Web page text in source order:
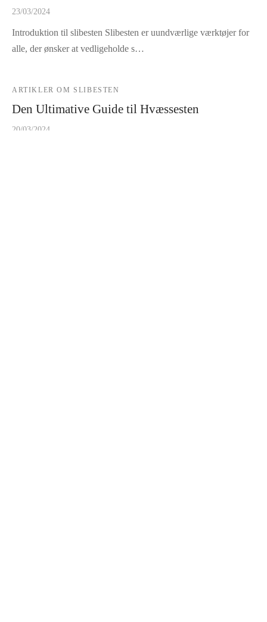
23/03/2024
Introduktion til slibesten Slibesten er uundværlige værktøjer for
alle, der ønsker at vedligeholde s…
ARTIKLER OM SLIBESTEN
Den Ultimative Guide til Hvæssesten
20/03/2024